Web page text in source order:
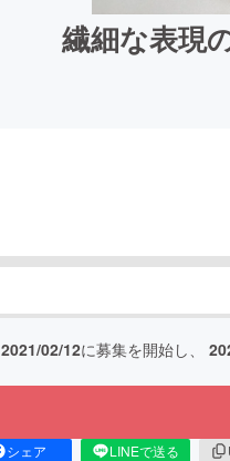
繊細な表現
2021/02/12に募集を開始し、
シェア LINEで送る